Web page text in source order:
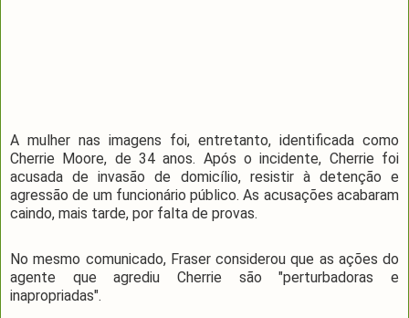
A mulher nas imagens foi, entretanto, identificada como
Cherrie Moore, de 34 anos. Após o incidente, Cherrie foi
acusada de invasão de domicílio, resistir à detenção e
agressão de um funcionário público. As acusações acabaram
caindo, mais tarde, por falta de provas.
No mesmo comunicado, Fraser considerou que as ações do
agente que agrediu Cherrie são "perturbadoras e
inapropriadas".